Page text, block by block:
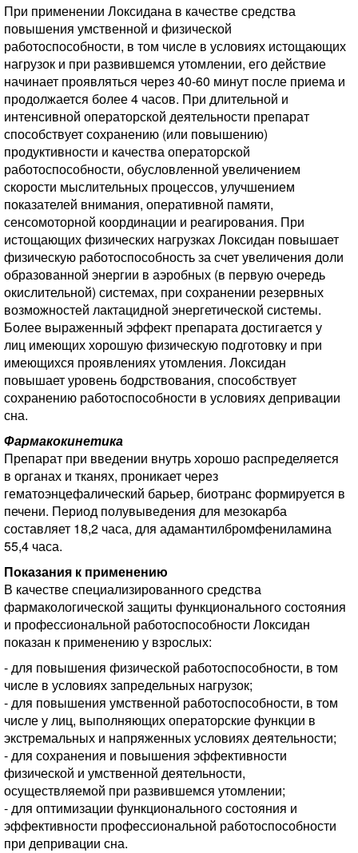
При применении Локсидана в качестве средства
повышения умственной и физической
работоспособности, в том числе в условиях истощающих
нагрузок и при развившемся утомлении, его действие
начинает проявляться через 40-60 минут после приема и
продолжается более 4 часов. При длительной и
интенсивной операторской деятельности препарат
способствует сохранению (или повышению)
продуктивности и качества операторской
работоспособности, обусловленной увеличением
скорости мыслительных процессов, улучшением
показателей внимания, оперативной памяти,
сенсомоторной координации и реагирования. При
истощающих физических нагрузках Локсидан повышает
физическую работоспособность за счет увеличения доли
образованной энергии в аэробных (в первую очередь
окислительной) системах, при сохранении резервных
возможностей лактацидной энергетической системы.
Более выраженный эффект препарата достигается у
лиц имеющих хорошую физическую подготовку и при
имеющихся проявлениях утомления. Локсидан
повышает уровень бодрствования, способствует
сохранению работоспособности в условиях депривации
сна.
Фармакокинетика
Препарат при введении внутрь хорошо распределяется
в органах и тканях, проникает через
гематоэнцефалический барьер, биотранс формируется в
печени. Период полувыведения для мезокарба
составляет 18,2 часа, для адамантилбромфениламина
55,4 часа.
Показания к применению
В качестве специализированного средства
фармакологической защиты функционального состояния
и профессиональной работоспособности Локсидан
показан к применению у взрослых:
- для повышения физической работоспособности, в том
числе в условиях запредельных нагрузок;
- для повышения умственной работоспособности, в том
числе у лиц, выполняющих операторские функции в
экстремальных и напряженных условиях деятельности;
- для сохранения и повышения эффективности
физической и умственной деятельности,
осуществляемой при развившемся утомлении;
- для оптимизации функционального состояния и
эффективности профессиональной работоспособности
при депривации сна.